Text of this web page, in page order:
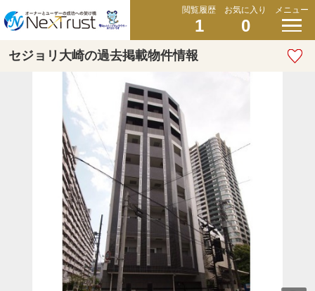
閲覧履歴
1
お気に入り
0
メニュー
セジョリ大崎の過去掲載物件情報